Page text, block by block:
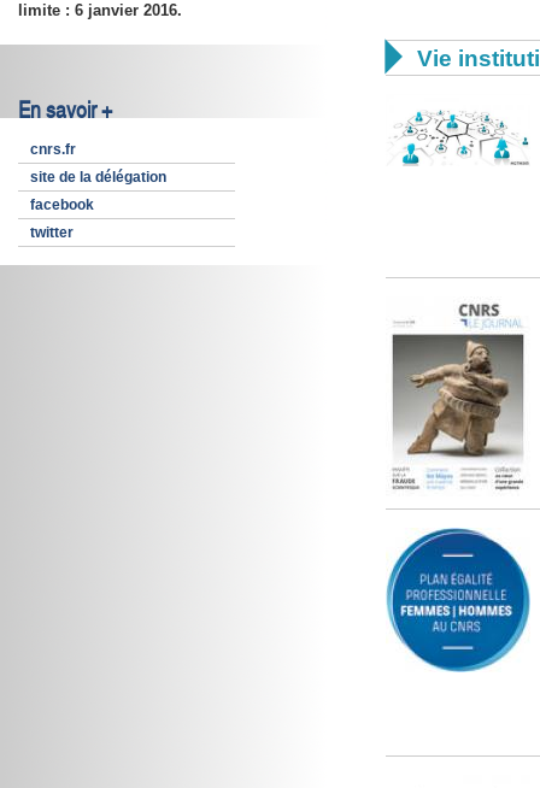
limite : 6 janvier 2016.
En savoir +
cnrs.fr
site de la délégation
facebook
twitter
 Vie